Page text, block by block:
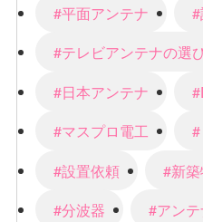
#平面アンテナ
#テレビアンテナの選
#日本アンテナ
#マスプロ電工
#設置依頼
#新
#分波器
#アン